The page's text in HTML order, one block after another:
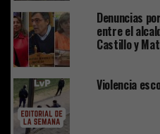
Denuncias
entre el
Castillo y
Violencia